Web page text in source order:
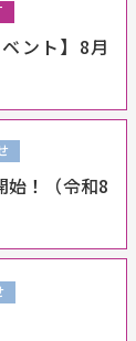
ント】8月
始！（令和8